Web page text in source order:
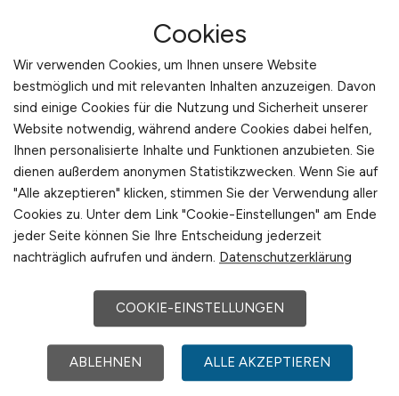
Orthopädie/Unfallchirurgie
und Regelversorgung (keine komplexen
oder hochspezialisierten Eingriffe)
Selbstständige, strukturierte
Arbeitsweise sowie hohe Team- und
Einsatzbereitschaft
Benefits
Sie arbeiten als Vertretungsarzt in der
Vertragsart Arbeitnehmerüberlassung
Sie erhalten ab dem ersten Tag einen
für alle Abrechnungs- und
Reisekostenthemen
Cookies
Wir verwenden Cookies, um Ihnen unsere Website
bestmöglich und mit relevanten Inhalten anzuzeigen. Davon
sind einige Cookies für die Nutzung und Sicherheit unserer
Website notwendig, während andere Cookies dabei helfen,
Ihnen personalisierte Inhalte und Funktionen anzubieten. Sie
dienen außerdem anonymen Statistikzwecken. Wenn Sie auf
"Alle akzeptieren" klicken, stimmen Sie der Verwendung aller
Cookies zu. Unter dem Link "Cookie-Einstellungen" am Ende
jeder Seite können Sie Ihre Entscheidung jederzeit
nachträglich aufrufen und ändern. Datenschutzerklärung
COOKIE-EINSTELLUNGEN
ABLEHNEN ALLE AKZEPTIEREN